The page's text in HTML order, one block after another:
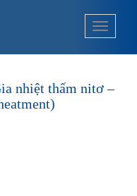
nhiệt thấm nitơ –